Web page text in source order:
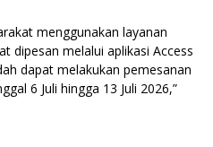
menggunakan layanan
dipesan melalui aplikasi Access
dapat melakukan pemesanan
6 Juli hingga 13 Juli 2026,”